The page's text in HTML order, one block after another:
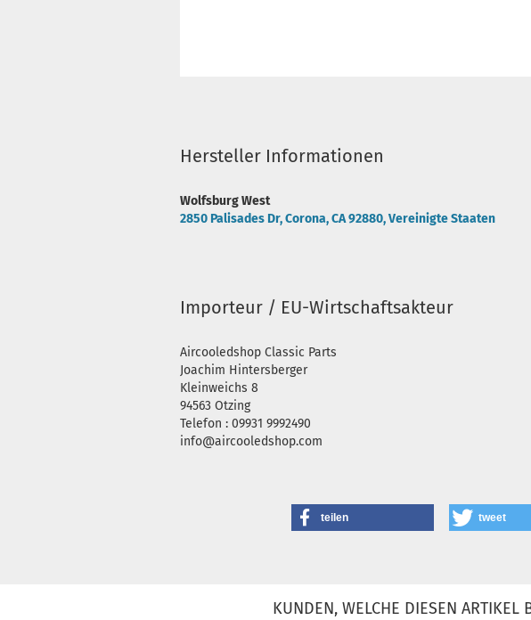
Hersteller Informationen
Wolfsburg West
2850 Palisades Dr, Corona, CA 92880, Vereinigte Staaten
Importeur / EU-Wirtschaftsakteur
Aircooledshop Classic Parts
Joachim Hintersberger
Kleinweichs 8
94563 Otzing
Telefon : 09931 9992490
info@aircooledshop.com
teilen tweet
KUNDEN, WELCHE DIESEN ARTIKEL